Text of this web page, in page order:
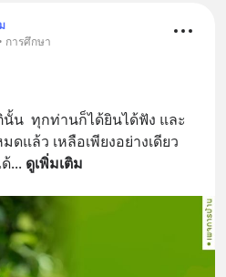
การศึกษา
น  ทุกท่านก็ได้ยินได้ฟัง และ
แล้ว เหลือเพียงอย่างเดียว
... ดูเพิ่มเติม